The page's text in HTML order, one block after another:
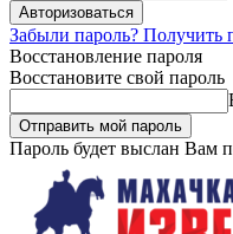
Забыли пароль? Получить
Восстановление пароля
Восстановите свой пароль
Пароль будет выслан Вам